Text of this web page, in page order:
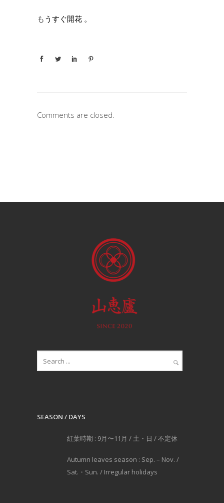
も うすぐ開花 。
Comments are closed.
SEASON / DAYS
紅葉時期 : 9月〜11月 / 土・日 / 不定休
Autumn leaves season : Sep. – Nov. /
Sat.・Sun. / Irregular holidays